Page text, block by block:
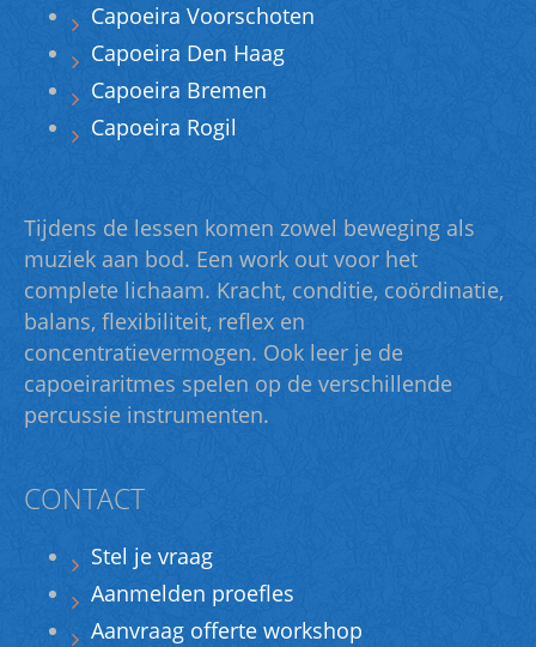
Capoeira Voorschoten
Capoeira Den Haag
Capoeira Bremen
Capoeira Rogil
Tijdens de lessen komen zowel beweging als
muziek aan bod. Een work out voor het
complete lichaam. Kracht, conditie, coördinatie,
balans, flexibiliteit, reflex en
concentratievermogen. Ook leer je de
capoeiraritmes spelen op de verschillende
percussie instrumenten.
CONTACT
Stel je vraag
Aanmelden proefles
Aanvraag offerte workshop